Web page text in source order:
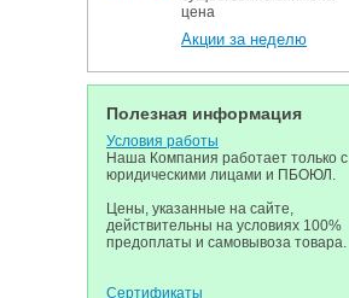
цена
Акции за неделю
Полезная информация
Условия работы
Наша Компания работает только с
юридическими лицами и ПБОЮЛ.
Цены, указанные на сайте,
действительны на условиях 100%
предоплаты и самовывоза товара.
Сертификаты